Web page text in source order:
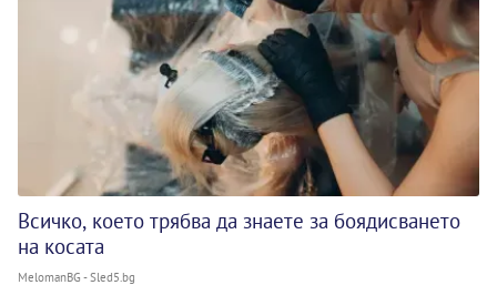
Всичко, което трябва да знаете за боядисването
на косата
MelomanBG - Sled5.bg